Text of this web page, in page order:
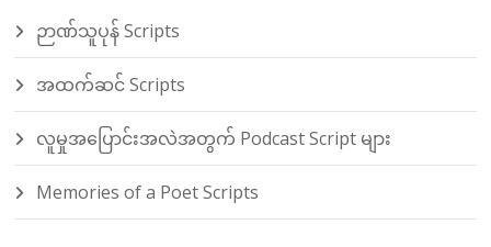
ဉာဏ်သူပုန် Scripts
အထက်ဆင် Scripts
လူမှုအပြောင်းအလဲအတွက် Podcast Script များ
Memories of a Poet Scripts